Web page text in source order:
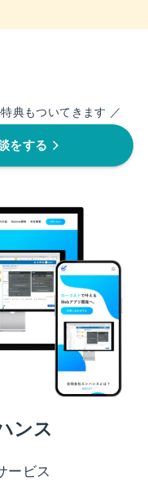
典もついてきます ／
をする
ンス
ービス